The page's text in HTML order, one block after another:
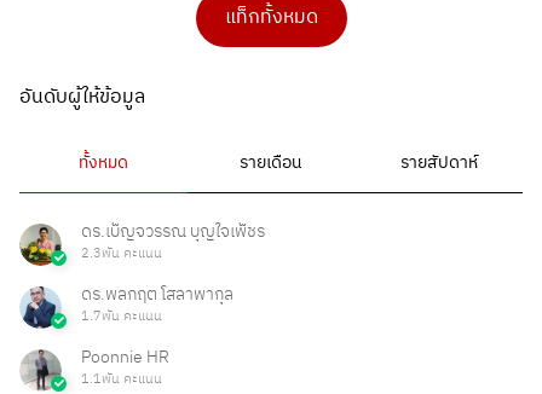
สามารถต่อสัญญาจ้าง และขยายระยะเวลาทดลองงาน
ได้ครับ กฎหมายไม่ได้กำหนดไว้แต่ถ้าทำงานครบ...
06 พฤษภาคม 2022 21:48 น.
พนักงานไม่ติดต่อถือว่าขาดงานได้ไหมคะ
พนักงานไม่ติดต่อหัวหน้างาน อาจจะมีเหตุผลหรือความ
ไล่ลูกจ้างที่ไม่ใช่ลูกจ้างถาวรออกได้หรือไม่ ?
ตามหลักการปฏิบัติกรณีให้พนักงานพ้นสภาพมีอยู่1
แท็กทั้งหมด
อันดับผู้ให้ข้อมูล
ทั้งหมด รายเดือน รายสัปดาห์
ดร.เบ็ญจวรรณ บุญใจเพ็ชร
2.3พัน คะแนน
ดร.พลกฤต โสลาพากุล
1.7พัน คะแนน
Poonnie HR
1.1พัน คะแนน